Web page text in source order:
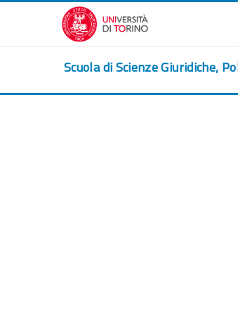
Salta al contenido principal
Scuola di Scienze Giuridiche,